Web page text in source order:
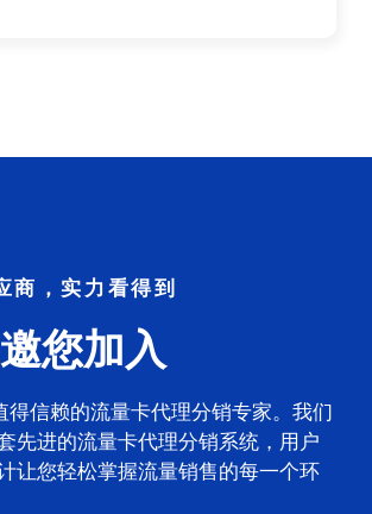
商，实力看得到
您加入
得信赖的流量卡代理分销专家。我们
先进的流量卡代理分销系统，用户
让您轻松掌握流量销售的每一个环